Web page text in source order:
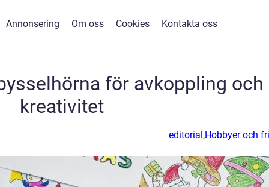
Annonsering Om oss Cookies Kontakta oss
för avkoppling och
kreativitet
editorial,Hobbyer och